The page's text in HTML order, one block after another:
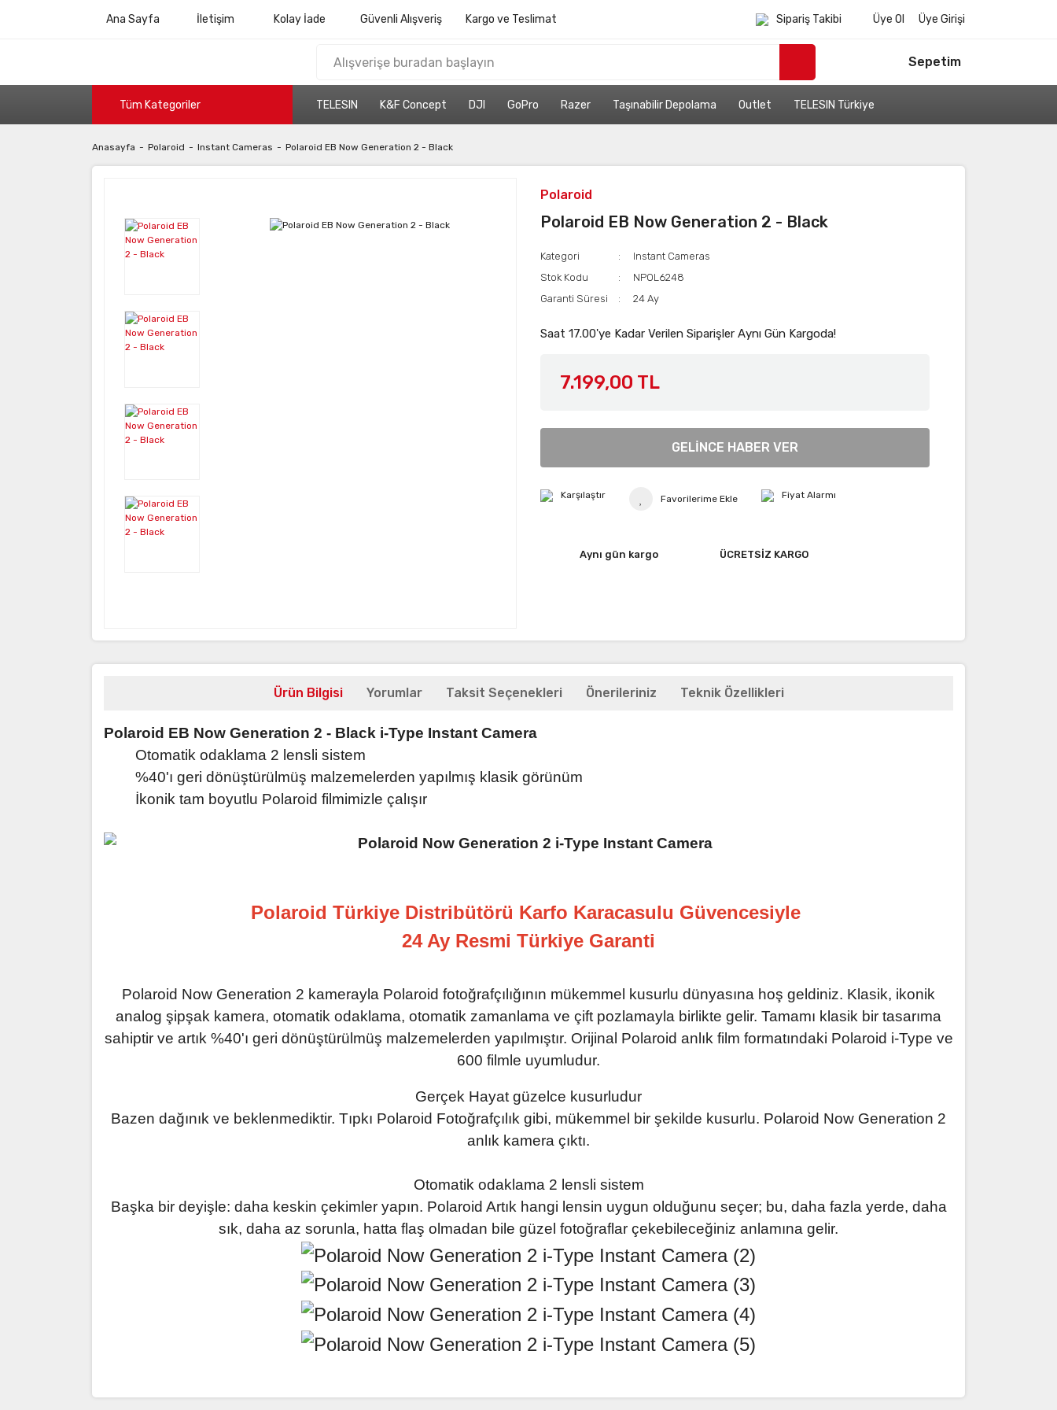
Ana Sayfa İletişim Kolay İade Güvenli Alışveriş Kargo ve Teslimat Sipariş Takibi Üye Ol Üye Girişi
Sepetim
Tüm Kategoriler TELESIN K&F Concept DJI GoPro Razer Taşınabilir Depolama Outlet TELESIN Türkiye
Anasayfa Polaroid Instant Cameras Polaroid EB Now Generation 2 - Black
Polaroid
Polaroid EB Now Generation 2 - Black
Kategori
Instant Cameras
Stok Kodu
NPOL6248
Garanti Süresi
24 Ay
Saat 17.00'ye Kadar Verilen Siparişler Aynı Gün Kargoda!
7.199,00 TL
GELİNCE HABER VER
Karşılaştır Fiyat Alarmı
Aynı gün kargo ÜCRETSİZ KARGO
Ürün Bilgisi Yorumlar Taksit Seçenekleri Önerileriniz Teknik Özellikleri
Polaroid EB Now Generation 2 - Black i-Type Instant Camera
Otomatik odaklama 2 lensli sistem
%40'ı geri dönüştürülmüş malzemelerden yapılmış klasik görünüm
İkonik tam boyutlu Polaroid filmimizle çalışır
Polaroid Türkiye Distribütörü Karfo Karacasulu Güvencesiyle
24 Ay Resmi Türkiye Garanti
Polaroid Now Generation 2 kamerayla Polaroid fotoğrafçılığının mükemmel kusurlu dünyasına hoş geldiniz. Klasik, ikonik
analog şipşak kamera, otomatik odaklama, otomatik zamanlama ve çift pozlamayla birlikte gelir. Tamamı klasik bir tasarıma
sahiptir ve artık %40'ı geri dönüştürülmüş malzemelerden yapılmıştır. Orijinal Polaroid anlık film formatındaki Polaroid i-Type ve
600 filmle uyumludur.
Gerçek Hayat güzelce kusurludur
Bazen dağınık ve beklenmediktir. Tıpkı Polaroid Fotoğrafçılık gibi, mükemmel bir şekilde kusurlu. Polaroid Now Generation 2
anlık kamera çıktı.
Otomatik odaklama 2 lensli sistem
Başka bir deyişle: daha keskin çekimler yapın. Polaroid Artık hangi lensin uygun olduğunu seçer; bu, daha fazla yerde, daha
sık, daha az sorunla, hatta flaş olmadan bile güzel fotoğraflar çekebileceğiniz anlamına gelir.
Teknik özellikler